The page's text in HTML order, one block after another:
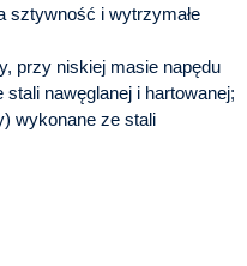
sztywność i wytrzymałe
przy niskiej masie napędu
nawęglanej i hartowanej;
wykonane ze stali